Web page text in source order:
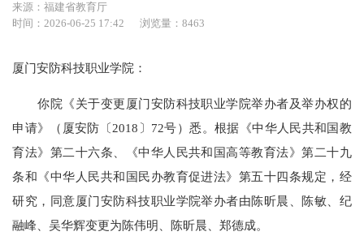
来源：福建省教育厅
时间：2026-06-25 17:42
浏览量：8463
厦门安防科技职业学院：
你院《关于变更厦门安防科技职业学院举办者及举办权的
申请》（厦安防〔2018〕72号）悉。根据《中华人民共和国教
育法》第二十六条、《中华人民共和国高等教育法》第二十九
条和《中华人民共和国民办教育促进法》第五十四条规定，经
研究，同意厦门安防科技职业学院举办者由陈昕晨、陈敏、纪
融峰、吴华辉变更为陈伟明、陈昕晨、郑德成。